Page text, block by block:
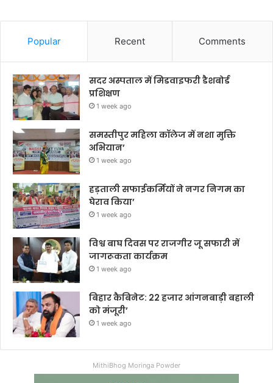
Popular Recent Comments
सदर अस्पताल में मिडवाइफरी डैशबोर्ड
प्रशिक्षण
1 week ago
समस्तीपुर महिला कॉलेज में नशा मुक्ति
अभियान’
1 week ago
हड़ताली सफाईकर्मियों ने नगर निगम का
घेराव किया’
1 week ago
विश्व बाघ दिवस पर राजगीर जू सफारी में
जागरूकता कार्यक्रम
1 week ago
बिहार कैबिनेट: 22 हजार आंगनबाड़ी बहाली
को मंजूरी’
1 week ago
MithiBhog Moringa Powder